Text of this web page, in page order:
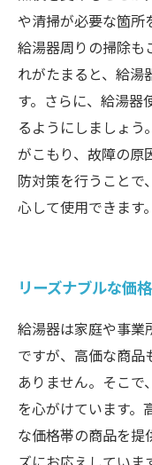
や清掃が必要な箇所
給湯器周りの掃除も
れがたまると、給湯
す。さらに、給湯器
るようにしましょ
がこもり、故障の原
防対策を行うことで
心して使用できます。
リーズナブルな価
給湯器は家庭や事業
ですが、高価な商品
ありません。そこで
を心がけています。
な価格帯の商品を提